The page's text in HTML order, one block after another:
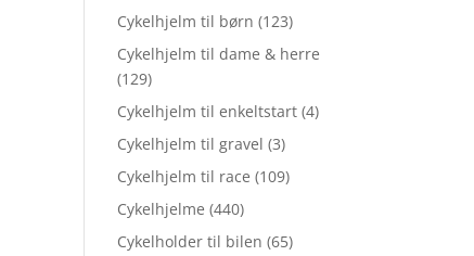
Cykelhjelm til børn (123)
Cykelhjelm til dame & herre
(129)
Cykelhjelm til enkeltstart (4)
Cykelhjelm til gravel (3)
Cykelhjelm til race (109)
Cykelhjelme (440)
Cykelholder til bilen (65)